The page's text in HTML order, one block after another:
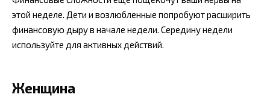
этой неделе. Дети и возлюбленные попробуют расширить
финансовую дыру в начале недели. Середину недели
используйте для активных действий.
Женщина